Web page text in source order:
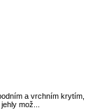
a vrchním krytím,
mož...